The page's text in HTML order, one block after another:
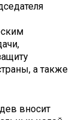
а также
вносит